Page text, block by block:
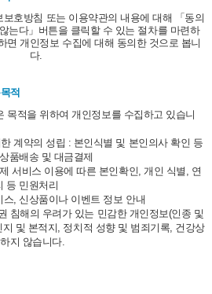
호방침 또는 이용약관의 내용에 대해 「동의
는다」버튼을 클릭할 수 있는 절차를 마련하
면 개인정보 수집에 대해 동의한 것으로 봅니
다.
적
목적을 위하여 개인정보를 수집하고 있습니
계약의 성립 : 본인식별 및 본인의사 확인 등
품배송 및 대금결제
서비스 이용에 따른 본인확인, 개인 식별, 연
등 민원처리
스, 신상품이나 이벤트 정보 안내
침해의 우려가 있는 민감한 개인정보(인종 및
및 본적지, 정치적 성향 및 범죄기록, 건강상
지 않습니다.